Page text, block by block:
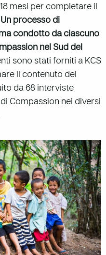
mesi per completare il
Un processo di
condotto da ciascuno
nel Sud del
sono stati forniti a KCS
il contenuto dei
da 68 interviste
Compassion nei diversi